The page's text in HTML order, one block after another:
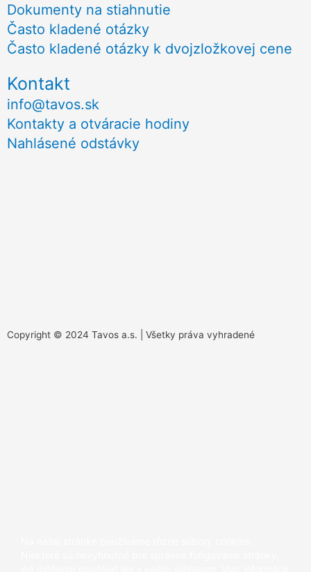
Dokumenty na stiahnutie
Často kladené otázky
Často kladené otázky k dvojzložkovej cene
Kontakt
info@tavos.sk
Kontakty a otváracie hodiny
Nahlásené odstávky
Copyright © 2024 Tavos a.s. | Všetky práva vyhradené